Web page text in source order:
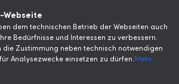
Webseite
dem technischen Betrieb der Webseiten auch
Bedürfnisse und Interessen zu verbessern.
die Zustimmung neben technisch notwendigen
Analysezwecke einsetzen zu dürfen.Mehr